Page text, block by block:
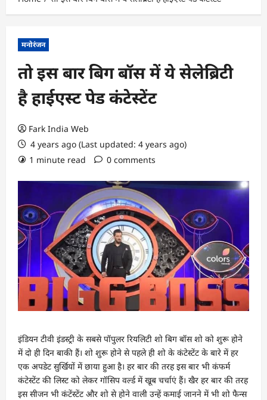
मनोरंजन
तो इस बार बिग बॉस में ये सेलेब्रिटी
है हाईएस्ट पेड कंटेस्टेंट
Fark India Web
4 years ago (Last updated: 4 years ago)
1 minute read
0 comments
इंडियन टीवी इंडस्ट्री के सबसे पॉपुलर रियलिटी शो बिग बॉस शो को शुरू होने
में दो ही दिन बाकी हैं। शो शुरू होने से पहले ही शो के कंटेस्टेंट के बारे में हर
एक अपडेट सुर्खियों में छाया हुआ है। हर बार की तरह इस बार भी कंफर्म
कंटेस्टेंट की लिस्ट को लेकर गॉसिप वर्ल्ड में खूब चर्चाएं हैं। खैर हर बार की तरह
इस सीजन भी कंटेंस्टेंट और शो से होने वाली उन्हें कमाई जानने में भी शो फैन्स